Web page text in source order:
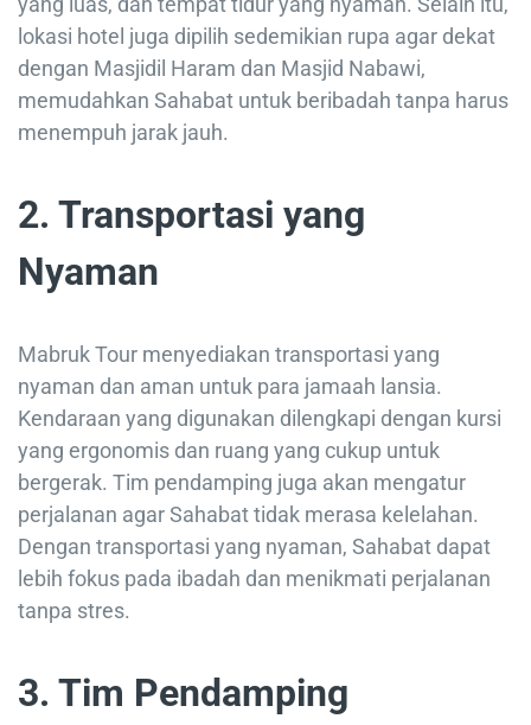
lokasi hotel juga dipilih sedemikian rupa agar dekat
dengan Masjidil Haram dan Masjid Nabawi,
memudahkan Sahabat untuk beribadah tanpa harus
menempuh jarak jauh.
2. Transportasi yang
Nyaman
Mabruk Tour menyediakan transportasi yang
nyaman dan aman untuk para jamaah lansia.
Kendaraan yang digunakan dilengkapi dengan kursi
yang ergonomis dan ruang yang cukup untuk
bergerak. Tim pendamping juga akan mengatur
perjalanan agar Sahabat tidak merasa kelelahan.
Dengan transportasi yang nyaman, Sahabat dapat
lebih fokus pada ibadah dan menikmati perjalanan
tanpa stres.
3. Tim Pendamping